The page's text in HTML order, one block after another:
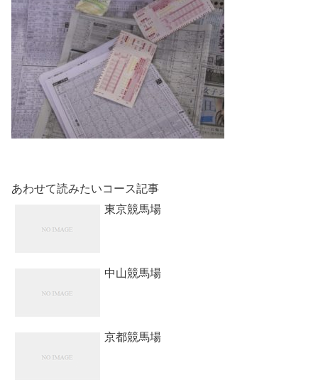
あわせて読みたいコース記事
東京競馬場
中山競馬場
京都競馬場